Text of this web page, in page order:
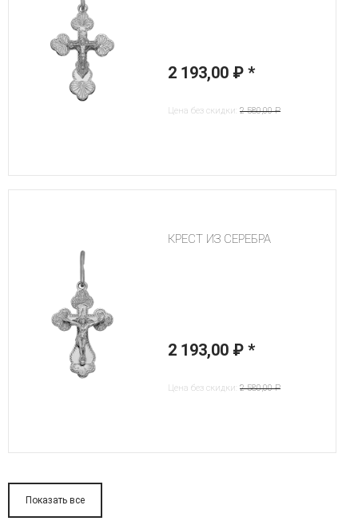
2 193,00 ₽*
Цена без скидки: 2 580,00 ₽
КРЕСТ ИЗ СЕРЕБРА
2 193,00 ₽*
Цена без скидки: 2 580,00 ₽
Показать все